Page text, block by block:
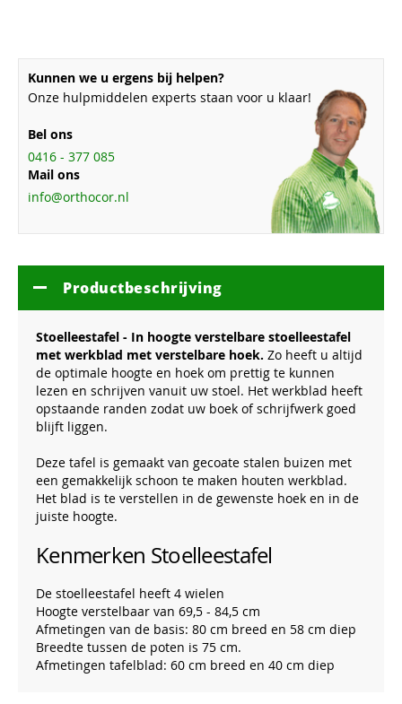
Kunnen we u ergens bij helpen?
Onze hulpmiddelen experts staan voor u klaar!
Bel ons
0416 - 377 085
Mail ons
info@orthocor.nl
Productbeschrijving
Stoelleestafel - In hoogte verstelbare stoelleestafel
met werkblad met verstelbare hoek. Zo heeft u altijd
de optimale hoogte en hoek om prettig te kunnen
lezen en schrijven vanuit uw stoel. Het werkblad heeft
opstaande randen zodat uw boek of schrijfwerk goed
blijft liggen.
Deze tafel is gemaakt van gecoate stalen buizen met
een gemakkelijk schoon te maken houten werkblad.
Het blad is te verstellen in de gewenste hoek en in de
juiste hoogte.
Kenmerken Stoelleestafel
De stoelleestafel heeft 4 wielen
Hoogte verstelbaar van 69,5 - 84,5 cm
Afmetingen van de basis: 80 cm breed en 58 cm diep
Breedte tussen de poten is 75 cm.
Afmetingen tafelblad: 60 cm breed en 40 cm diep